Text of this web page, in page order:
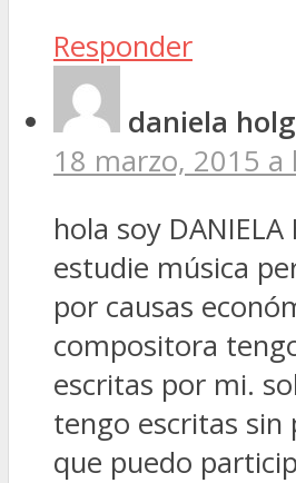
Responder
daniela
18 marzo, 2015 a
hola soy DANIELA
estudie música
por causas
compositora
escritas por mi.
tengo escritas
que puedo